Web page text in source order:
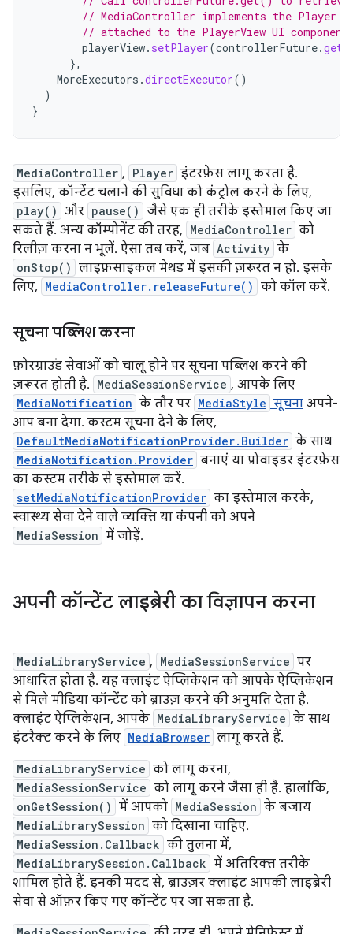
// MediaController implements the Player
// attached to the PlayerView UI
playerView. setPlayer(controllerFuture.get
},
MoreExecutors .directExecutor()
)
}
MediaController , Player इंटरफ़ेस लागू करता है.
इसलिए, कॉन्टेंट चलाने की सुविधा को कंट्रोल करने के लिए,
play() और pause() जैसे एक ही तरीके इस्तेमाल किए जा
सकते हैं. अन्य कॉम्पोनेंट की तरह, MediaController को
रिलीज़ करना न भूलें. ऐसा तब करें, जब Activity के
onStop() लाइफ़साइकल मेथड में इसकी ज़रूरत न हो. इसके
लिए, MediaController.releaseFuture() को कॉल करें.
सूचना पब्लिश करना
फ़ोरग्राउंड सेवाओं को चालू होने पर सूचना पब्लिश करने की
ज़रूरत होती है. MediaSessionService , आपके लिए
MediaNotification के तौर पर MediaStyle सूचना अपने-
आप बना देगा. कस्टम सूचना देने के लिए,
DefaultMediaNotificationProvider.Builder के साथ
MediaNotification.Provider बनाएं या प्रोवाइडर इंटरफ़ेस
का कस्टम तरीके से इस्तेमाल करें.
setMediaNotificationProvider का इस्तेमाल करके,
स्वास्थ्य सेवा देने वाले व्यक्ति या कंपनी को अपने
MediaSession में जोड़ें.
अपनी कॉन्टेंट लाइब्रेरी का विज्ञापन करना
MediaLibraryService , MediaSessionService पर
आधारित होता है. यह क्लाइंट ऐप्लिकेशन को आपके ऐप्लिकेशन
से मिले मीडिया कॉन्टेंट को ब्राउज़ करने की अनुमति देता है.
क्लाइंट ऐप्लिकेशन, आपके MediaLibraryService के साथ
इंटरैक्ट करने के लिए MediaBrowser लागू करते हैं.
MediaLibraryService को लागू करना,
MediaSessionService को लागू करने जैसा ही है. हालांकि,
onGetSession() में आपको MediaSession के बजाय
MediaLibrarySession को दिखाना चाहिए.
MediaSession.Callback की तुलना में,
MediaLibrarySession.Callback में अतिरिक्त तरीके
शामिल होते हैं. इनकी मदद से, ब्राउज़र क्लाइंट आपकी लाइब्रेरी
सेवा से ऑफ़र किए गए कॉन्टेंट पर जा सकता है.